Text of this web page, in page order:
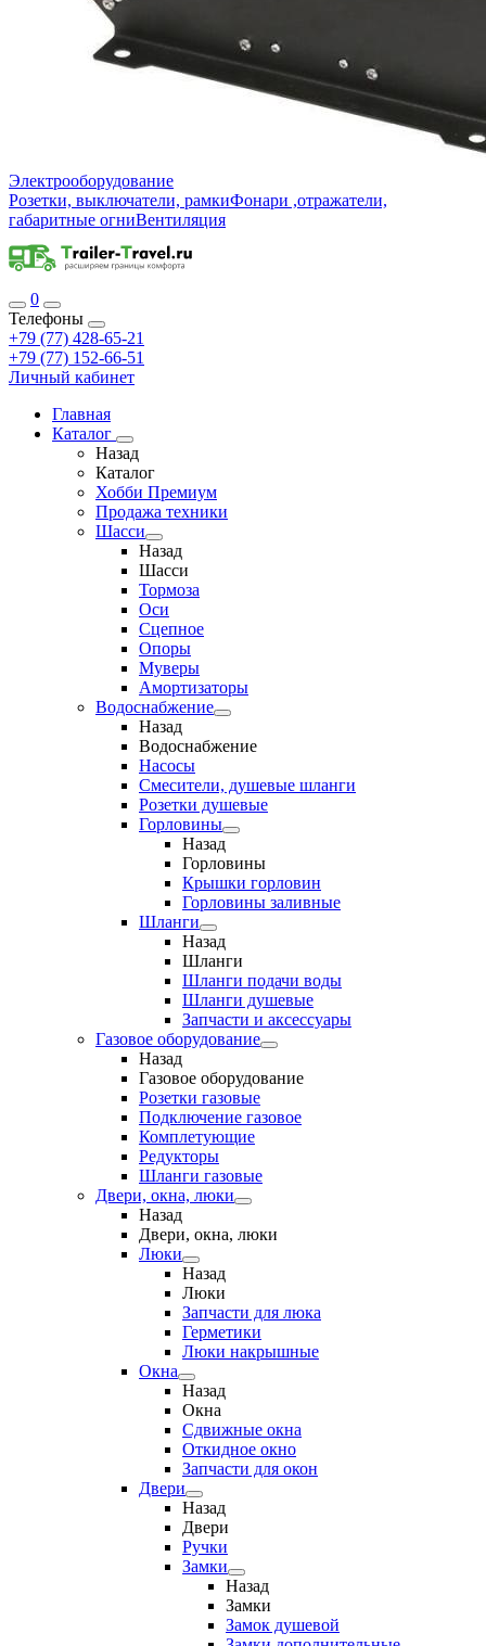
Электрооборудование
Розетки, выключатели, рамкиФонари ,отражатели,
габаритные огниВентиляция
0
Телефоны
+79 (77) 428-65-21
+79 (77) 152-66-51
Личный кабинет
Главная
Каталог
Назад
Каталог
Хобби Премиум
Продажа техники
Шасси
Назад
Шасси
Тормоза
Оси
Сцепное
Опоры
Муверы
Амортизаторы
Водоснабжение
Назад
Водоснабжение
Насосы
Смесители, душевые шланги
Розетки душевые
Горловины
Назад
Горловины
Крышки горловин
Горловины заливные
Шланги
Назад
Шланги
Шланги подачи воды
Шланги душевые
Запчасти и аксессуары
Газовое оборудование
Назад
Газовое оборудование
Розетки газовые
Подключение газовое
Комплетующие
Редукторы
Шланги газовые
Двери, окна, люки
Назад
Двери, окна, люки
Люки
Назад
Люки
Запчасти для люка
Герметики
Люки накрышные
Окна
Назад
Окна
Сдвижные окна
Откидное окно
Запчасти для окон
Двери
Назад
Двери
Ручки
Замки
Назад
Замки
Замок душевой